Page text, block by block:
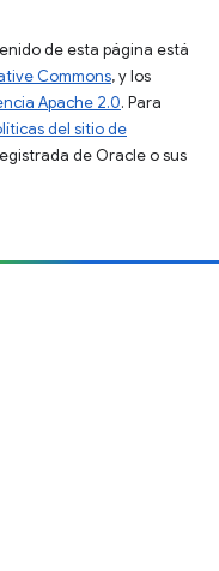
de esta página está
Commons, y los
Apache 2.0. Para
del sitio de
de Oracle o sus